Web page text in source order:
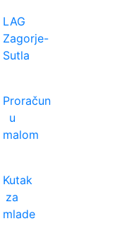
LAG
Zagorje-
Sutla
Proračun
u
malom
Kutak
za
mlade